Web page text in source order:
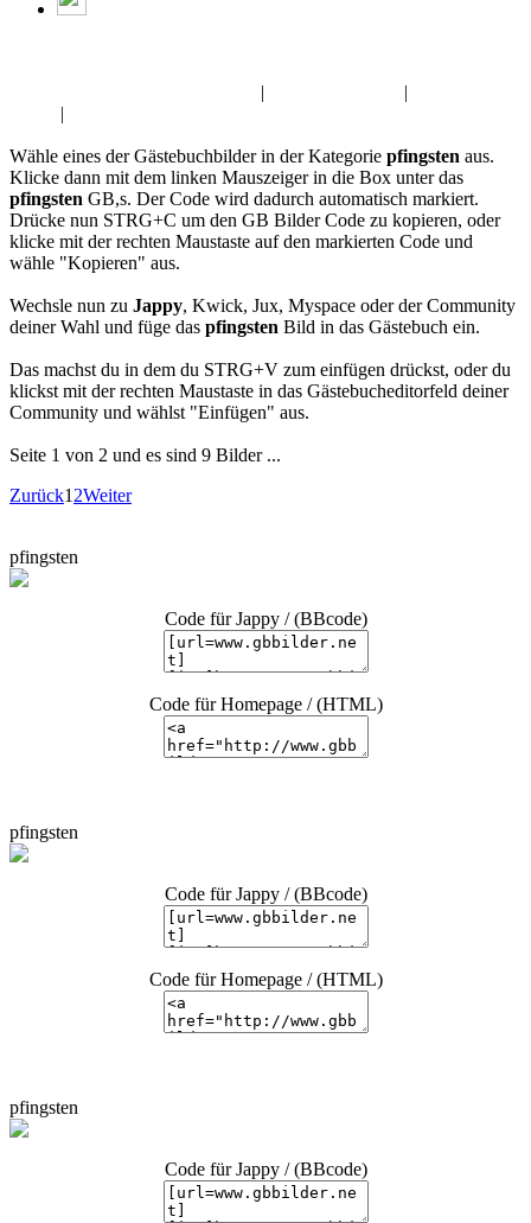
| |
|
Wähle eines der Gästebuchbilder in der Kategorie pfingsten aus.
Klicke dann mit dem linken Mauszeiger in die Box unter das
pfingsten GB,s. Der Code wird dadurch automatisch markiert.
Drücke nun STRG+C um den GB Bilder Code zu kopieren, oder
klicke mit der rechten Maustaste auf den markierten Code und
wähle "Kopieren" aus.
Wechsle nun zu Jappy, Kwick, Jux, Myspace oder der Community
deiner Wahl und füge das pfingsten Bild in das Gästebuch ein.
Das machst du in dem du STRG+V zum einfügen drückst, oder du
klickst mit der rechten Maustaste in das Gästebucheditorfeld deiner
Community und wählst "Einfügen" aus.
Seite 1 von 2 und es sind 9 Bilder ...
Zurück1 2Weiter
pfingsten
Code für Jappy / (BBcode)
Code für Homepage / (HTML)
pfingsten
Code für Jappy / (BBcode)
Code für Homepage / (HTML)
pfingsten
Code für Jappy / (BBcode)